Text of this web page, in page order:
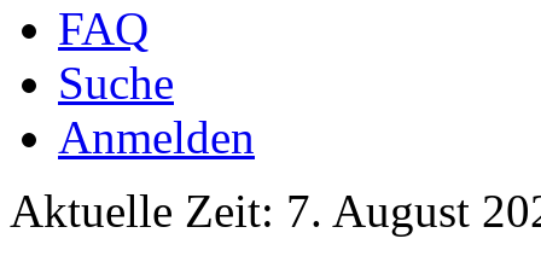
FAQ
Suche
Anmelden
Aktuelle Zeit: 7. August